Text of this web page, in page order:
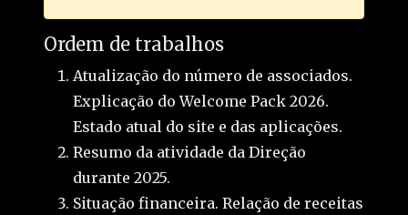
Ordem de trabalhos
Atualização do número de associados.
Explicação do Welcome Pack 2026.
Estado atual do site e das aplicações.
Resumo da atividade da Direção
durante 2025.
Situação financeira. Relação de receitas